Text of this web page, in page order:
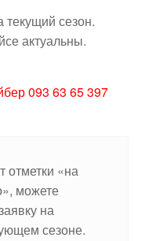
текущий сезон.
актуальны.
093 63 65 397
отметки «на
можете
на
сезоне.